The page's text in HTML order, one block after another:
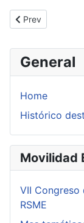
General
Home
Histórico
Movilidad
VII Congreso
RSME
Previous article:
Prev